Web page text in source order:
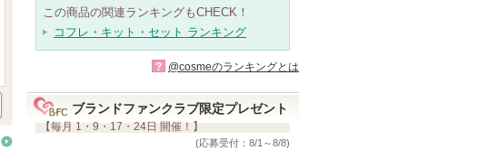
この商品の関連ランキングもCHECK！
コフレ・キット・セット ランキング
? @cosmeのランキングとは
ブランドファンクラブ限定プレゼント
【毎月 1・9・17・24日 開催！】
(応募受付：8/1～8/8)